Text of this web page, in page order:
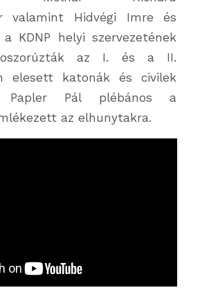
valamint Hidvégi Imre és
KDNP helyi szervezetének
az I. és a II.
elesett katonák és civilek
Papler Pál plébános a
az elhunytakra.